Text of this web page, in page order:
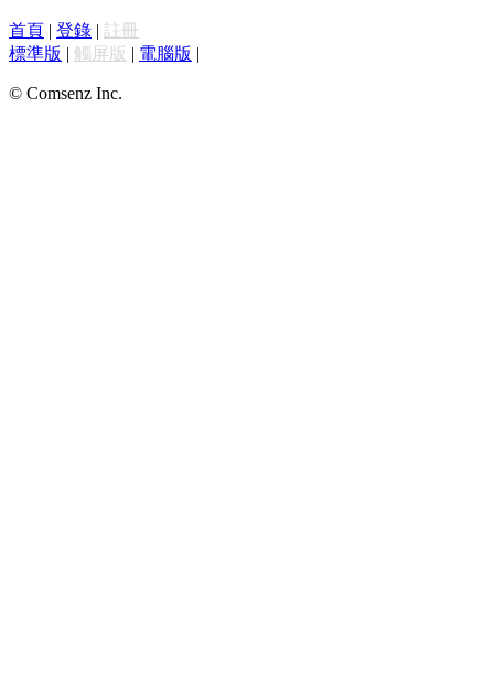
首頁 | 登錄 | 註冊
標準版 | 觸屏版 | 電腦版 |
© Comsenz Inc.